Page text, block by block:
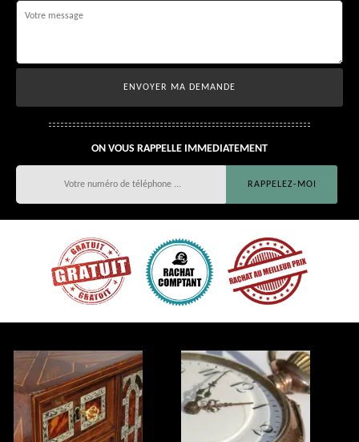
ON VOUS RAPPELLE IMMEDIATEMENT